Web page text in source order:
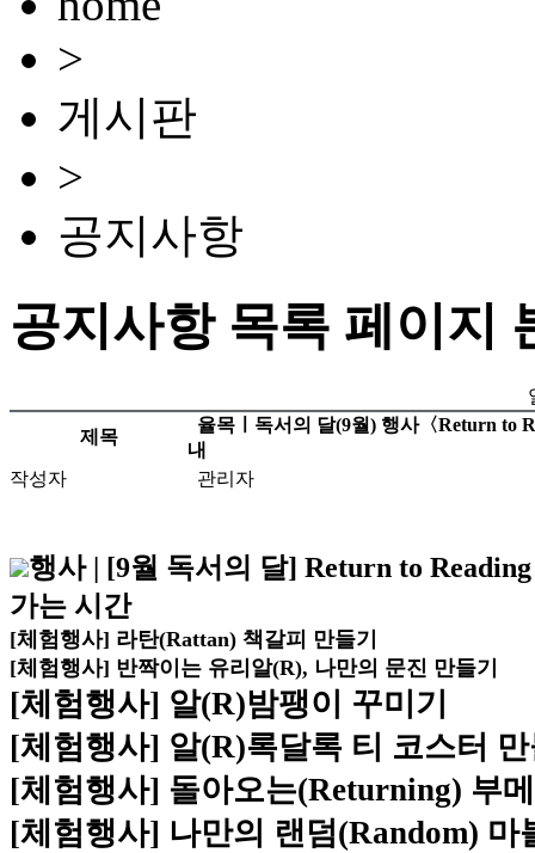
>
게시판
>
공지사항
공지사항 목록 페이지
제목
율목ㅣ독서의 달(9월) 행사〈Return to
내
작성자
관리자
행사 | [9월 독서의 달] Return to
가는 시간
[체험행사] 라탄(Rattan) 책갈피 만들기
[체험행사] 반짝이는 유리알(R), 나만의 문진 만들기
[체험행사] 알(R)밤팽이 꾸미기
[체험행사] 알(R)록달록 티 코스터
[체험행사] 돌아오는(Returning) 부
[체험행사] 나만의 랜덤(Random) 마